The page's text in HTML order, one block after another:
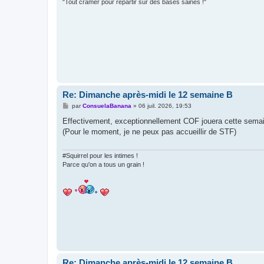
"Tout cramer pour repartir sur des bases saines !"
Re: Dimanche après-midi le 12 semaine B
M
s
a
parConsuelaBanana» 06 juil. 2026, 19:53
Effectivement, exceptionnellement COF jouera cette
(Pour le moment, je ne peux pas accueillir de STF)
#Squirrel pour les intimes !
Parce qu'on a tous un grain !